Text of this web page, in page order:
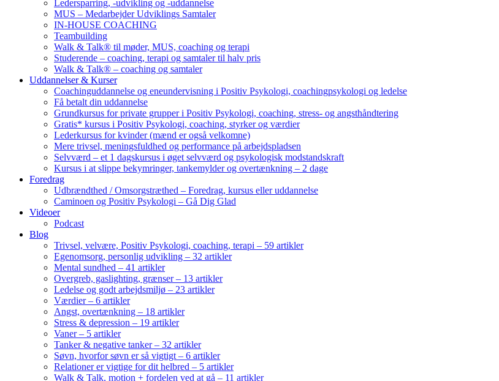
Ledersparring, -udvikling og -uddannelse
MUS – Medarbejder Udviklings Samtaler
IN-HOUSE COACHING
Teambuilding
Walk & Talk® til møder, MUS, coaching og terapi
Studerende – coaching, terapi og samtaler til halv pris
Walk & Talk® – coaching og samtaler
Uddannelser & Kurser
Coachinguddannelse og eneundervisning i Positiv Psykologi, coachingpsykologi og ledelse
Få betalt din uddannelse
Grundkursus for private grupper i Positiv Psykologi, coaching, stress- og angsthåndtering
Gratis* kursus i Positiv Psykologi, coaching, styrker og værdier
Lederkursus for kvinder (mænd er også velkomne)
Mere trivsel, meningsfuldhed og performance på arbejdspladsen
Selvværd – et 1 dagskursus i øget selvværd og psykologisk modstandskraft
Kursus i at slippe bekymringer, tankemylder og overtænkning – 2 dage
Foredrag
Udbrændthed / Omsorgstræthed – Foredrag, kursus eller uddannelse
Caminoen og Positiv Psykologi – Gå Dig Glad
Videoer
Podcast
Blog
Trivsel, velvære, Positiv Psykologi, coaching, terapi – 59 artikler
Egenomsorg, personlig udvikling – 32 artikler
Mental sundhed – 41 artikler
Overgreb, gaslighting, grænser – 13 artikler
Ledelse og godt arbejdsmiljø – 23 artikler
Værdier – 6 artikler
Angst, overtænkning – 18 artikler
Stress & depression – 19 artikler
Vaner – 5 artikler
Tanker & negative tanker – 32 artikler
Søvn, hvorfor søvn er så vigtigt – 6 artikler
Relationer er vigtige for dit helbred – 5 artikler
Walk & Talk, motion + fordelen ved at gå – 11 artikler